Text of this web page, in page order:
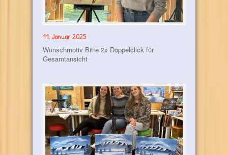
11. Januar 2025
Wunschmotiv Bitte 2x Doppelclick für
Gesamtansicht